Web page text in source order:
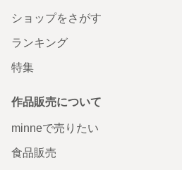
ショップをさがす
ランキング
特集
作品販売について
minneで売りたい
食品販売